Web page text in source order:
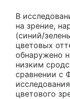
В
на зрение,
(синий/
цветовых
обнаружено
низким
сравнении с
цветового